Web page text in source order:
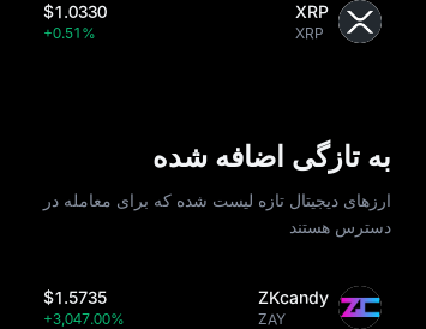
XRP
XRP
$1.0330
+0.51%
به تازگی اضافه شده
ارزهای دیجیتال تازه لیست شده که برای معامله در
دسترس هستند
ZKcandy
ZAY
$1.5735
+3,047.00%